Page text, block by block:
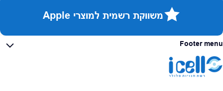
משווקת רשמית למוצרי Apple
Footer menu